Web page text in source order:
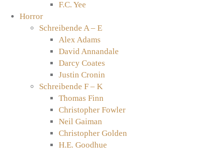
F.C. Yee
Horror
Schreibende A – E
Alex Adams
David Annandale
Darcy Coates
Justin Cronin
Schreibende F – K
Thomas Finn
Christopher Fowler
Neil Gaiman
Christopher Golden
H.E. Goodhue